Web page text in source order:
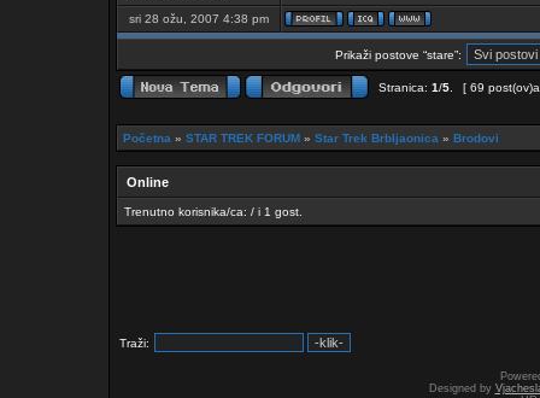
sri 28 ožu, 2007 4:38 pm
Prikaži postove “stare”:
Stranica: 1/5 [ 69
Početna » STAR TREK FORUM » Star Trek Brbljaonica » Brodovi
Online
Trenutno korisnika/ca: / i 1 gost.
Traži:
Designed by